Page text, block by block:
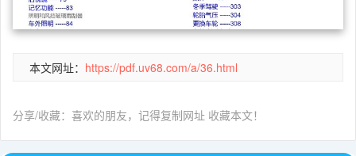
本文网址： https://pdf.uv68.com/a/36.html
分享/收藏：喜欢的朋友，记得复制网址 收藏本文！